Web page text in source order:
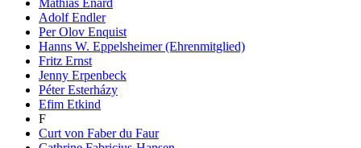
Adolf Endler
Per Olov Enquist
Hanns W. Eppelsheimer (Ehrenmitglied)
Fritz Ernst
Jenny Erpenbeck
Péter Esterházy
Efim Etkind
F
Curt von Faber du Faur